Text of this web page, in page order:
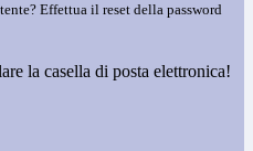
Effettua il reset della password
la casella di posta elettronica!